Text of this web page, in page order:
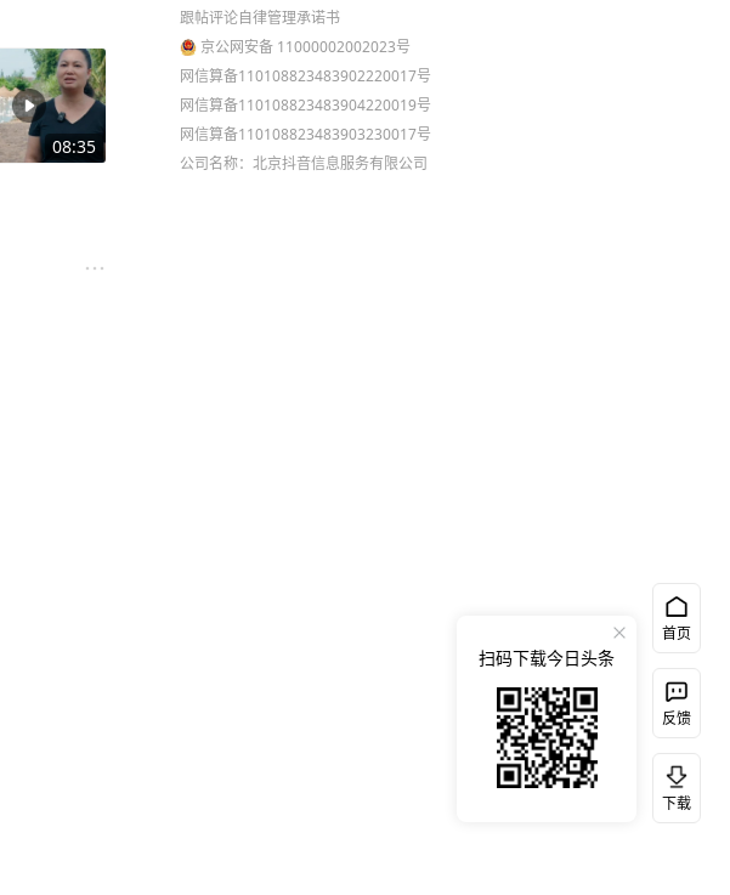
08:35
跟帖评论自律管理承诺书
京公网安备 11000002002023号
网信算备110108823483902220017号
网信算备110108823483904220019号
网信算备110108823483903230017号
公司名称：北京抖音信息服务有限公司
首页
反馈
下载
扫码下载今日头条